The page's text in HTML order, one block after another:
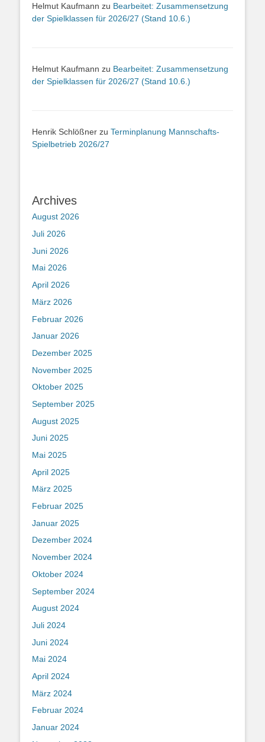
Helmut Kaufmann zu Bearbeitet: Zusammensetzung
der Spielklassen für 2026/27 (Stand 10.6.)
Helmut Kaufmann zu Bearbeitet: Zusammensetzung
der Spielklassen für 2026/27 (Stand 10.6.)
Henrik Schlößner zu Terminplanung Mannschafts-
Spielbetrieb 2026/27
Archives
August 2026
Juli 2026
Juni 2026
Mai 2026
April 2026
März 2026
Februar 2026
Januar 2026
Dezember 2025
November 2025
Oktober 2025
September 2025
August 2025
Juni 2025
Mai 2025
April 2025
März 2025
Februar 2025
Januar 2025
Dezember 2024
November 2024
Oktober 2024
September 2024
August 2024
Juli 2024
Juni 2024
Mai 2024
April 2024
März 2024
Februar 2024
Januar 2024